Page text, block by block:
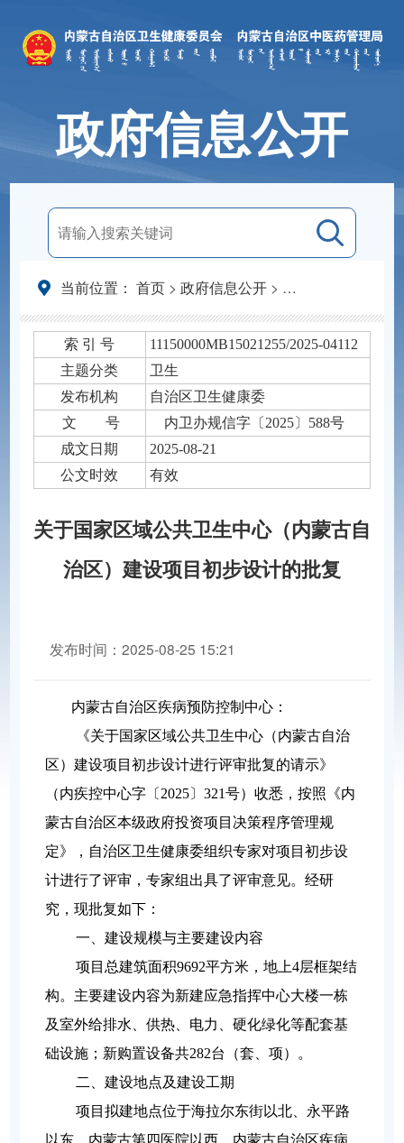
政府信息公开
当前位置： 首页> 政府信息公开> 法定主动公开内容
索 引 号
11150000MB15021255/2025-04112
主题分类
卫生
发布机构
自治区卫生健康委
文 号
内卫办规信字〔2025〕588号
成文日期
2025-08-21
公文时效
有效
关于国家区域公共卫生中心（内蒙古自
治区）建设项目初步设计的批复
发布时间：2025-08-25 15:21
内蒙古自治区疾病预防控制中心：
《关于国家区域公共卫生中心（内蒙古自治
区）建设项目初步设计进行评审批复的请示》
（内疾控中心字〔2025〕321号）收悉，按照《内
蒙古自治区本级政府投资项目决策程序管理规
定》，自治区卫生健康委组织专家对项目初步设
计进行了评审，专家组出具了评审意见。经研
究，现批复如下：
一、建设规模与主要建设内容
项目总建筑面积9692平方米，地上4层框架结
构。主要建设内容为新建应急指挥中心大楼一栋
及室外给排水、供热、电力、硬化绿化等配套基
础设施；新购置设备共282台（套、项）。
二、建设地点及建设工期
项目拟建地点位于海拉尔东街以北、永平路